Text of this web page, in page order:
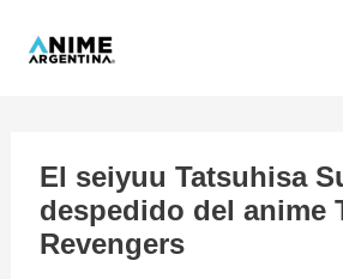
El seiyuu Tatsuhisa
despedido del anime
Revengers